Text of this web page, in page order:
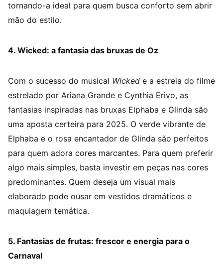
tornando-a ideal para quem busca conforto sem abrir
mão do estilo.
4. Wicked: a fantasia das bruxas de Oz
Com o sucesso do musical Wicked e a estreia do filme
estrelado por Ariana Grande e Cynthia Erivo, as
fantasias inspiradas nas bruxas Elphaba e Glinda são
uma aposta certeira para 2025. O verde vibrante de
Elphaba e o rosa encantador de Glinda são perfeitos
para quem adora cores marcantes. Para quem preferir
algo mais simples, basta investir em peças nas cores
predominantes. Quem deseja um visual mais
elaborado pode ousar em vestidos dramáticos e
maquiagem temática.
5. Fantasias de frutas: frescor e energia para o
Carnaval